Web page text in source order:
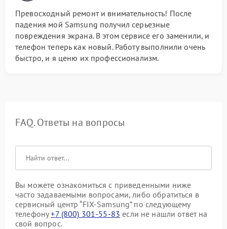
Превосходный ремонт и внимательность! После
падения мой Samsung получил серьезные
повреждения экрана. В этом сервисе его заменили, и
телефон теперь как новый. Работу выполнили очень
быстро, и я ценю их профессионализм.
FAQ. Ответы на вопросы
Вы можете ознакомиться с приведенными ниже
часто задаваемыми вопросами, либо обратиться в
сервисный центр “FIX-Samsung” по следующему
телефону+7 (800) 301-55-83 если не нашли ответ на
свой вопрос.